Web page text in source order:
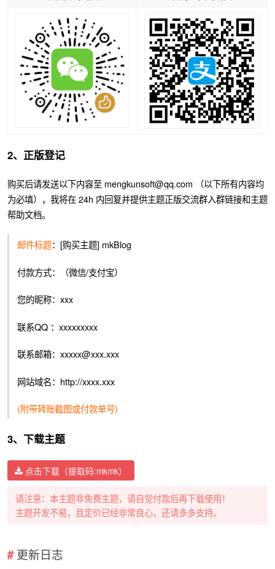
2、正版登记
购买后请发送以下内容至 mengkunsoft@qq.com （以下所有内容均
为必填），我将在 24h 内回复并提供主题正版交流群入群链接和主题
帮助文档。
邮件标题：[购买主题] mkBlog
付款方式：（微信/支付宝）
您的昵称：xxx
联系QQ ：xxxxxxxxx
联系邮箱：xxxxx@xxx.xxx
网站域名：http://xxxx.xxx
(附带转账截图或付款单号)
3、下载主题
点击下载（提取码:mkmk）
请注意：本主题非免费主题，请自觉付款后再下载使用！
主题开发不易，且定价已经非常良心，还请多多支持。
更新日志